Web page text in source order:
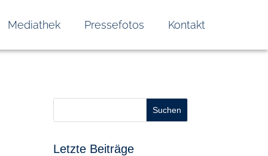
Mediathek Pressefotos Kontakt
Suchen
Letzte Beiträge